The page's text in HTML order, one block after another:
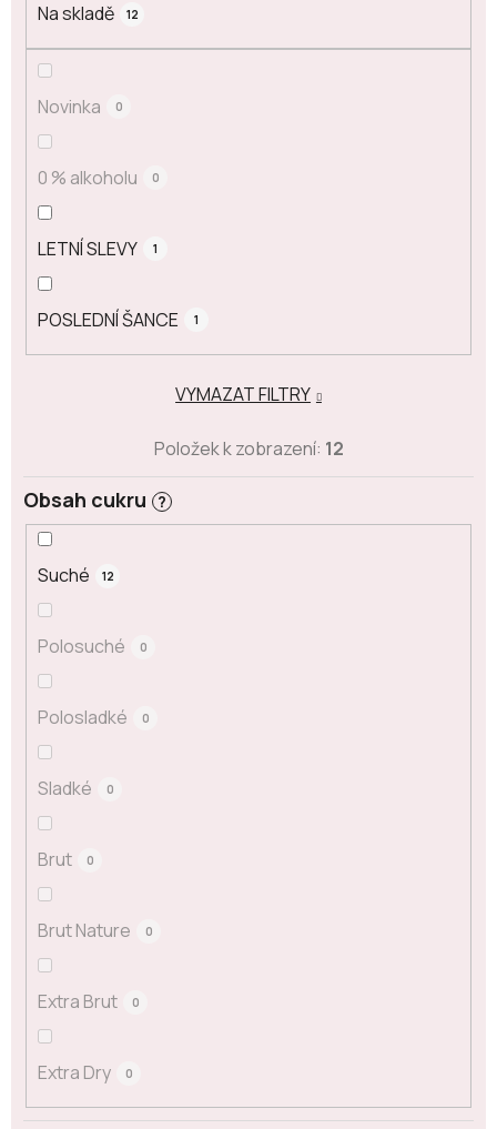
Na skladě 12
Novinka 0
0 % alkoholu 0
LETNÍ SLEVY 1
POSLEDNÍ ŠANCE 1
Obsah cukru ?
Suché 12
Polosuché 0
Polosladké 0
Sladké 0
Brut 0
Brut Nature 0
Extra Brut 0
Extra Dry 0
VYMAZAT FILTRY
Položek k zobrazení: 12